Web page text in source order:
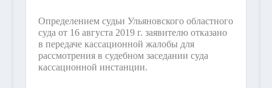
Определением судьи Ульяновского областного
суда от 16 августа 2019 г. заявителю отказано
в передаче кассационной жалобы для
рассмотрения в судебном заседании суда
кассационной инстанции.